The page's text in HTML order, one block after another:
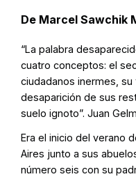
De Marcel Sawchik
“La palabra
cuatro conceptos: el
ciudadanos inermes,
desaparición de sus
suelo ignoto”. Juan
Era el inicio del verano
Aires junto a sus
número seis con su